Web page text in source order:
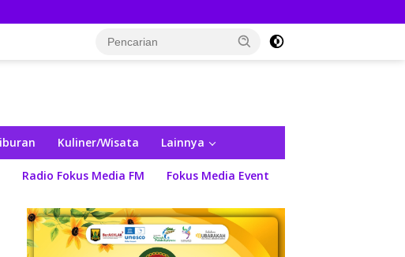
Kuliner/Wisata Lainnya
Radio Fokus Media FM Fokus Media Event